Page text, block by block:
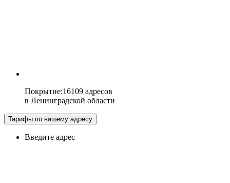
Покрытие:16109 адресов
в Ленинградской области
Тарифы по вашему адресу
Введите адрес